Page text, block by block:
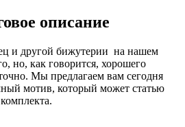
описание
и другой бижутерии на нашем
но, как говорится, хорошего
Мы предлагаем вам сегодня
мотив, который может статью